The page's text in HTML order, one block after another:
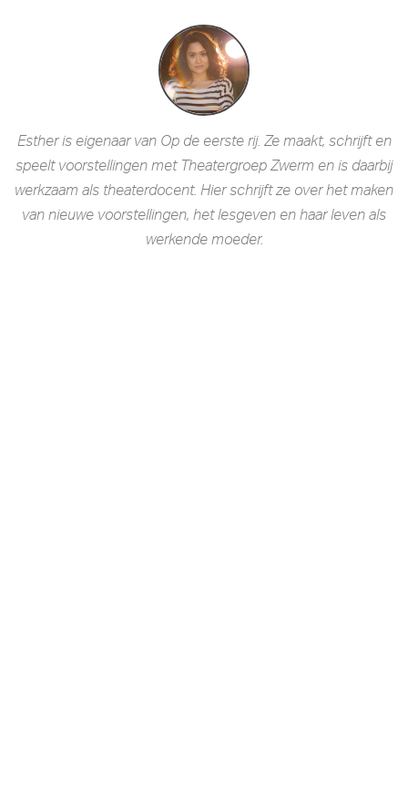
Esther is eigenaar van Op de eerste rij. Ze maakt, schrijft en
speelt voorstellingen met Theatergroep Zwerm en is daarbij
werkzaam als theaterdocent. Hier schrijft ze over het maken
van nieuwe voorstellingen, het lesgeven en haar leven als
werkende moeder.